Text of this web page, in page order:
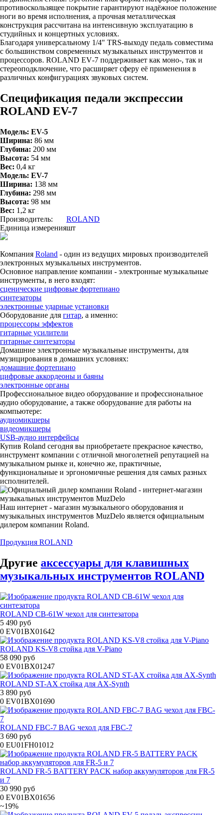
противоскользящее покрытие гарантируют надёжное положение
ноги во время исполнения, а прочная металлическая
конструкция рассчитана на интенсивную эксплуатацию в
студийных и концертных условиях.
Благодаря универсальному 1/4" TRS‑выходу педаль совместима
с большинством современных музыкальных инструментов и
процессоров. ROLAND EV‑7 поддерживает как моно-, так и
стереоподключение, что расширяет сферу её применения в
различных конфигурациях звуковых систем.
Спецификация педали экспрессии
ROLAND EV-7
Модель: EV-5
Ширина: 86 мм
Глубина: 200 мм
Высота: 54 мм
Вес: 0,4 кг
Модель: EV-7
Ширина: 138 мм
Глубина: 298 мм
Высота: 98 мм
Вес: 1,2 кг
Производитель:
ROLAND
Единица измеренияшт
Компания Roland - один из ведущих мировых производителей
электронных музыкальных инструментов.
Основное направление компании - электронные музыкальные
инструменты, в него входят:
сценические цифровые фортепиано
синтезаторы
электронные ударные установки
Оборудование для гитар, а именно:
процессоры эффектов
гитарные усилители
гитарные синтезаторы
Домашние электронные музыкальные инструменты, для
музицирования в домашних условиях:
домашние фортепиано
цифровые аккордеоны и баяны
электронные органы
Профессиональное видео оборудование и профессиональное
аудио оборудование, а также оборудование для работы на
компьютере:
аудиомикшеры
видеомикшеры
USB-аудио интерфейсы
Купив Roland сегодня вы приобретаете прекрасное качество,
инструмент компании с отличной многолетней репутацией на
музыкальном рынке и, конечно же, практичные,
функциональные и эргономичные решения для самых разных
исполнителей.
Наш интернет - магазин музыкального оборудования и
музыкальных инструментов MuzDelo является официальным
дилером компании Roland.
Продукция ROLAND
Другие аксессуары для клавишных
музыкальных инструментов ROLAND
ROLAND CB-61W чехол для синтезатора
5 490 руб
0 EV01BX01642
ROLAND KS-V8 стойка для V-Piano
58 090 руб
0 EV01BX01247
ROLAND ST-AX стойка для AX-Synth
3 890 руб
0 EV01BX01690
ROLAND FBC-7 BAG чехол для FBC-7
3 690 руб
0 EU01FH01012
ROLAND FR-5 BATTERY PACK набор аккумуляторов для FR-5
и 7
30 990 руб
0 EV01BX01656
~19%